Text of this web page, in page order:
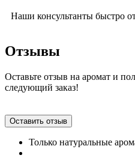
Наши консультанты быстро
Отзывы
Оставьте отзыв на аромат и
следующий заказ!
Оставить отзыв
Только натуральные